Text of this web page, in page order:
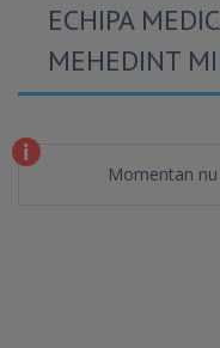
ECHIPA
MEHEDINT
Momentan